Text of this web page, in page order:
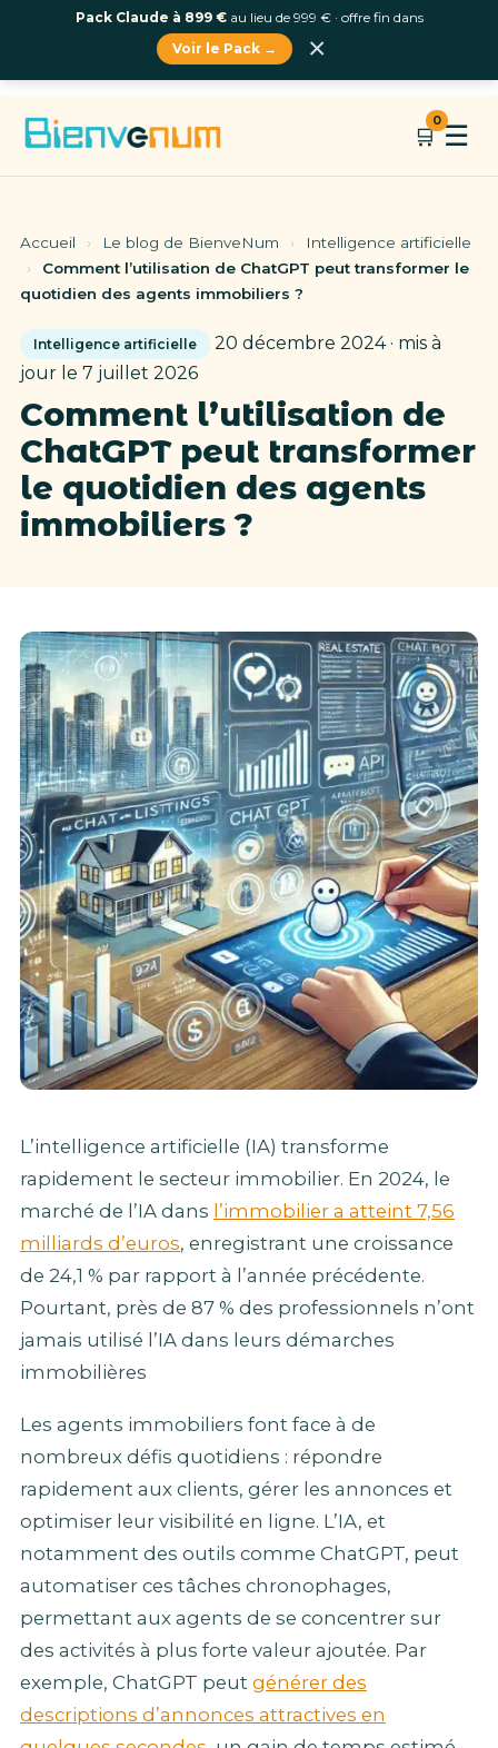
🛒
0
☰
Accueil › Le blog de BienveNum ›
Intelligence artificielle
›
Comment l’utilisation de ChatGPT peut transformer le
quotidien des agents immobiliers ?
Intelligence artificielle
20 décembre 2024 · mis à
jour le 7 juillet 2026
Comment l’utilisation de
ChatGPT peut transformer
le quotidien des agents
immobiliers ?
L’intelligence artificielle (IA) transforme
rapidement le secteur immobilier. En 2024, le
marché de l’IA dans l’immobilier a atteint 7,56
milliards d’euros, enregistrant une croissance
de 24,1 % par rapport à l’année précédente.
Pourtant, près de 87 % des professionnels n’ont
jamais utilisé l’IA dans leurs démarches
immobilières
Les agents immobiliers font face à de
nombreux défis quotidiens : répondre
rapidement aux clients, gérer les annonces et
optimiser leur visibilité en ligne. L’IA, et
notamment des outils comme ChatGPT, peut
automatiser ces tâches chronophages,
permettant aux agents de se concentrer sur
des activités à plus forte valeur ajoutée. Par
exemple, ChatGPT peut générer des
descriptions d’annonces attractives en
Pack Claude à 899 €au lieu de 999 € · offre fin dans
Voir le Pack →
×